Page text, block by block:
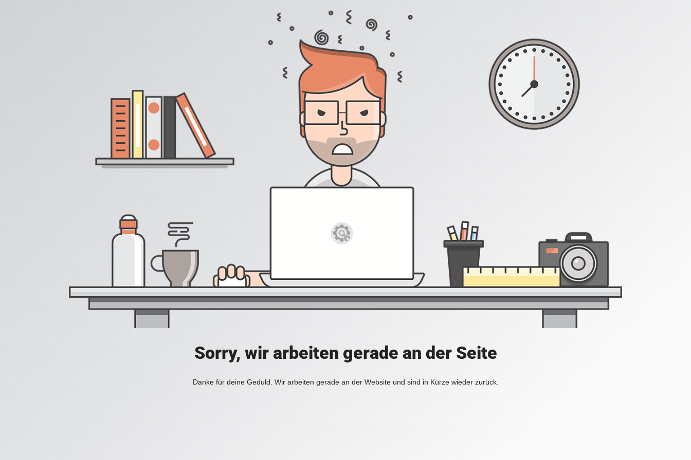
Sorry, wir arbeiten gerade an der Seite
Danke für deine Geduld. Wir arbeiten gerade an der Website und sind in Kürze wieder zurück.